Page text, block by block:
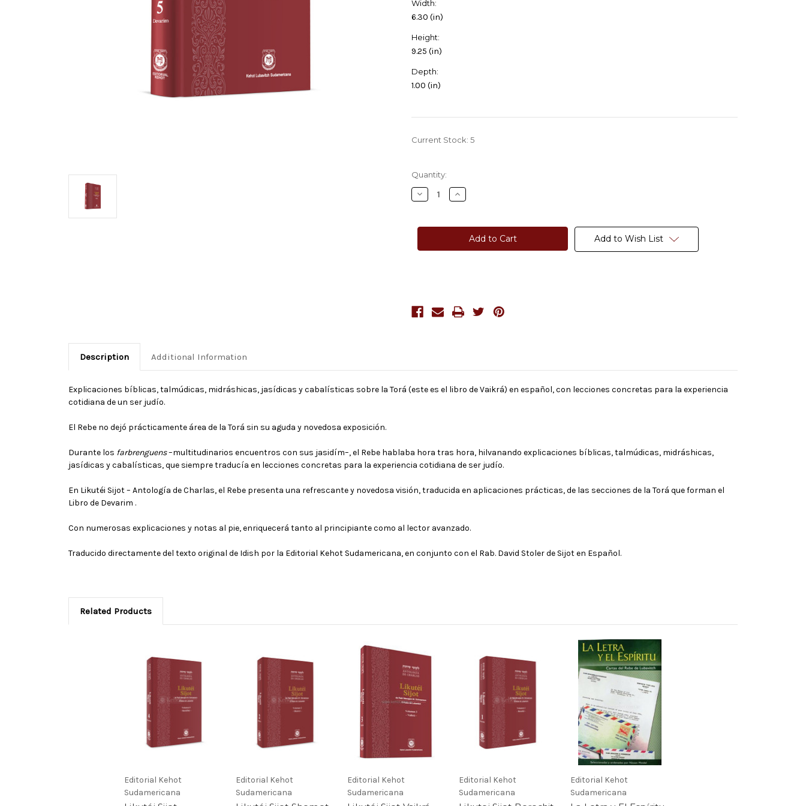
Width:
6.30 (in)
Height:
9.25 (in)
Depth:
1.00 (in)
Current Stock: 5
Quantity:
Decrease
Quantity
Sijot
Charlas
Increase
Quantity
Sijot
Devarim
Charlas
Add to Wish List
Description Additional Information
Explicaciones bíblicas, talmúdicas, midráshicas, jasídicas y cabalísticas sobre la Torá (este es el libro de Vaikrá) en español, con lecciones concretas para la experiencia
cotidiana de un ser judío.
El Rebe no dejó prácticamente área de la Torá sin su aguda y novedosa exposición.
Durante los farbrenguens–multitudinarios encuentros con sus jasidím–, el Rebe hablaba hora tras hora, hilvanando explicaciones bíblicas, talmúdicas, midráshicas,
jasídicas y cabalísticas, que siempre traducía en lecciones concretas para la experiencia cotidiana de ser judío.
En Likutéi Sijot – Antología de Charlas, el Rebe presenta una refrescante y novedosa visión, traducida en aplicaciones prácticas, de las secciones de la Torá que forman el
Libro de Devarim .
Con numerosas explicaciones y notas al pie, enriquecerá tanto al principiante como al lector avanzado.
Traducido directamente del texto original de Idish por la Editorial Kehot Sudamericana, en conjunto con el Rab. David Stoler de Sijot en Español.
Related Products
Editorial Kehot
Sudamericana
Editorial Kehot
Sudamericana
Editorial Kehot
Sudamericana
Editorial Kehot
Sudamericana
Editorial Kehot
Sudamericana